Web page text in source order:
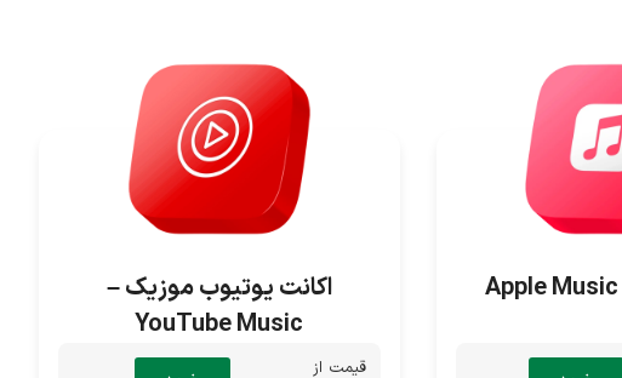
اکانت یوتیوب موزیک –
YouTube Music
قیمت از